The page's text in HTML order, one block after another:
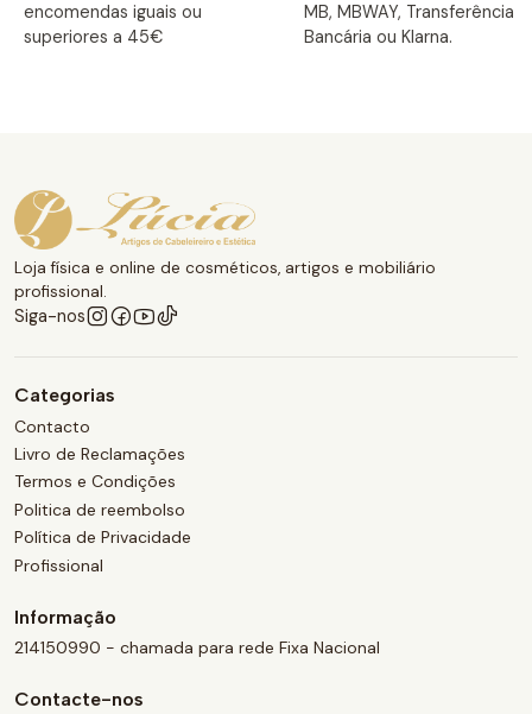
encomendas iguais ou
superiores a 45€
MB, MBWAY, Transferência
Bancária ou Klarna.
Loja física e online de cosméticos, artigos e mobiliário
profissional.
Siga-nos
Categorias
Contacto
Livro de Reclamações
Termos e Condições
Politica de reembolso
Política de Privacidade
Profissional
Informação
214150990 - chamada para rede Fixa Nacional
Contacte-nos